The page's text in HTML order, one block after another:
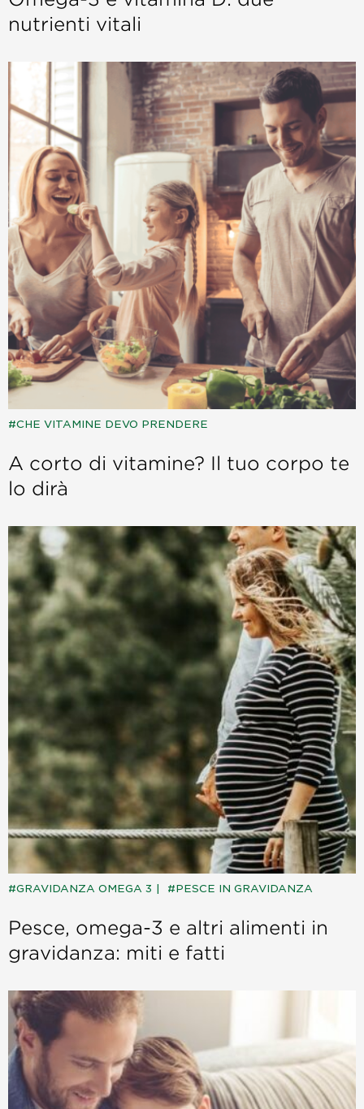
nutrienti vitali
A corto di vitamine? Il tuo corpo te
lo dirà
CHE VITAMINE DEVO PRENDERE
Pesce, omega-3 e altri alimenti in
gravidanza: miti e fatti
GRAVIDANZA OMEGA 3 PESCE IN GRAVIDANZA